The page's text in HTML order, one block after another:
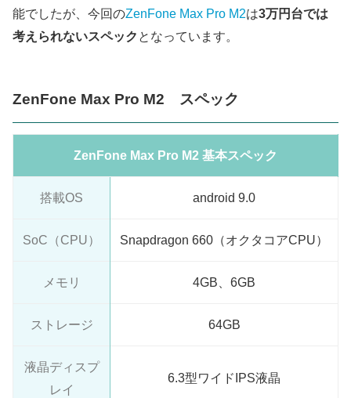
能でしたが、今回のZenFone Max Pro M2は3万円台では
考えられないスペック となっています。
ZenFone Max Pro M2 スペック
ZenFone Max Pro M2 基本スペック
搭載OS android 9.0
SoC（CPU） Snapdragon 660（オクタコアCPU）
メモリ 4GB、6GB
ストレージ 64GB
液晶ディスプ
レイ
6.3型ワイドIPS液晶